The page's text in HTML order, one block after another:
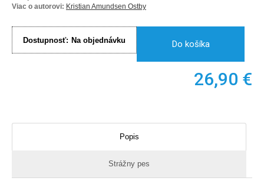
Viac o autorovi: Kristian Amundsen Ostby
Dostupnosť: Na objednávku Do košíka
26,90 €
Popis
Strážny pes